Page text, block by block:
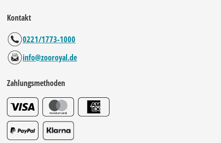
Kontakt
0221/1773-1000
info@zooroyal.de
Zahlungsmethoden